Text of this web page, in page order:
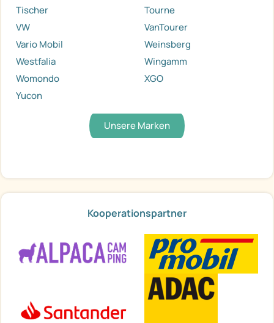
Tischer
Tourne
VW
VanTourer
Vario Mobil
Weinsberg
Westfalia
Wingamm
Womondo
XGO
Yucon
Unsere Marken
Kooperationspartner